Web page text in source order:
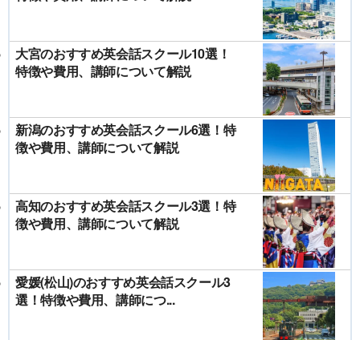
大宮のおすすめ英会話スクール10選！
特徴や費用、講師について解説
新潟のおすすめ英会話スクール6選！特
徴や費用、講師について解説
高知のおすすめ英会話スクール3選！特
徴や費用、講師について解説
愛媛(松山)のおすすめ英会話スクール3
選！特徴や費用、講師につ...